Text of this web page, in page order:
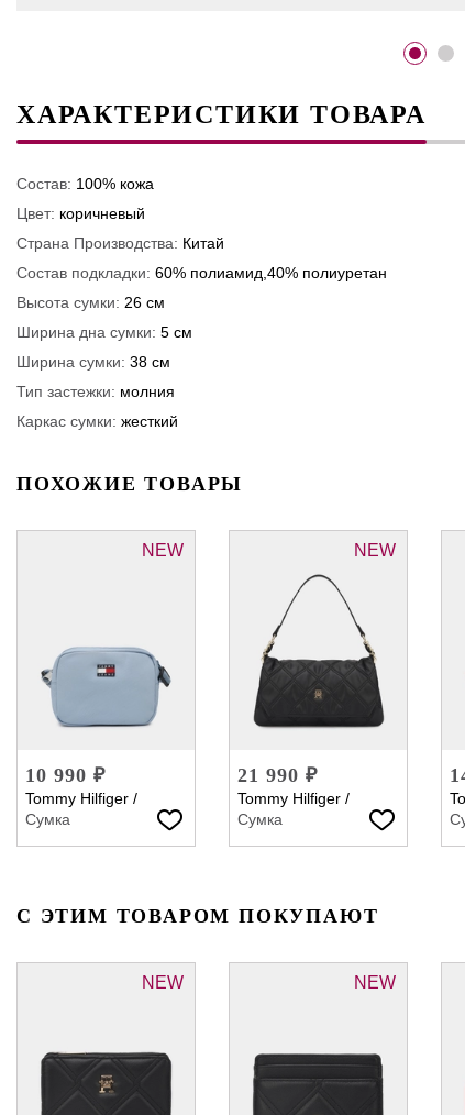
ХАРАКТЕРИСТИКИ ТОВАРА
Состав: 100% кожа
Цвет: коричневый
Страна Производства: Китай
Состав подкладки: 60% полиамид,40% полиуретан
Высота сумки: 26 см
Ширина дна сумки: 5 см
Ширина сумки: 38 см
Тип застежки: молния
Каркас сумки: жесткий
ПОХОЖИЕ ТОВАРЫ
NEW
10 990 ₽
Tommy Hilfiger /
Сумка
NEW
21 990 ₽
Tommy Hilfiger /
Сумка
С ЭТИМ ТОВАРОМ ПОКУПАЮТ
NEW NEW